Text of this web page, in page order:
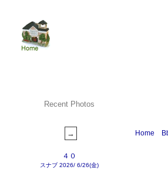
Recent Photos
４０
スナブ 2026/ 6/26(金)
Home